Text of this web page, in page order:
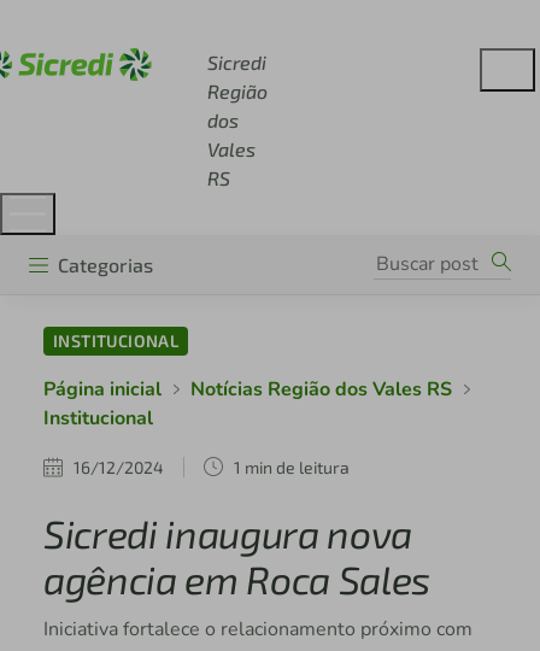
Sicredi
Região
dos
Vales
RS
Categorias
INSTITUCIONAL
Página inicial
Notícias Região dos Vales RS
Institucional
16/12/2024 1 min de leitura
Sicredi inaugura nova
agência em Roca Sales
Iniciativa fortalece o relacionamento próximo com